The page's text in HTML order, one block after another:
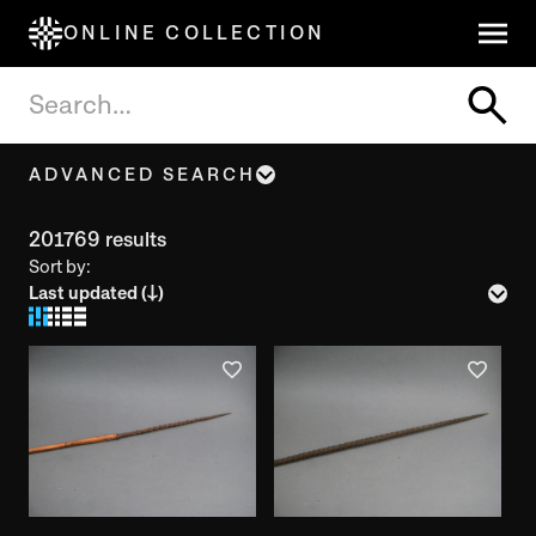
ONLINE COLLECTION
ADVANCED SEARCH
Inventory number
201769 results
Sort by: